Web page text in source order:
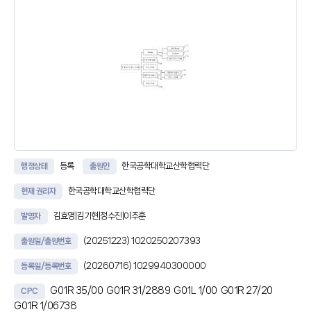
행정상태 등록 출원인 한국공학대학교산학협력단
현재 권리자 한국공학대학교산학협력단
발명자 김효영|김기현|정수진|이주훈
출원일/출원번호 (20251223) 1020250207393
등록일/등록번호 (20260716) 1029940300000
CPC G01R 35/00 G01R 31/2889 G01L 1/00 G01R 27/20
G01R 1/06738